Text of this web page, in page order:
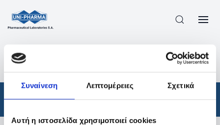
Συναίνεση Λεπτομέρειες Σχετικά
Αυτή η ιστοσελίδα χρησιμοποιεί cookies
ΠΡΟΪΟΝΤΑ ΣΥΝΤΑΓΟΓΡΑΦΟΎΜΕΝΑ
/
ΑΠΟΤΕΛΕΣΜΑΤΑ ΑΝΑΖΗΤΗΣΗΣ
Φάρμακα / Συνταγογραφούμενα